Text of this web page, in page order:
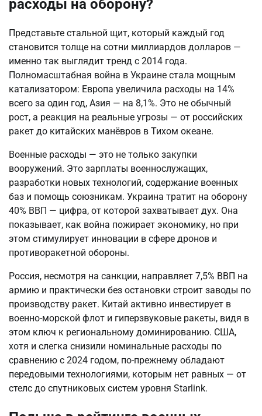
расходы на оборону?
Представьте стальной щит, который каждый год
становится толще на сотни миллиардов долларов —
именно так выглядит тренд с 2014 года.
Полномасштабная война в Украине стала мощным
катализатором: Европа увеличила расходы на 14%
всего за один год, Азия — на 8,1%. Это не обычный
рост, а реакция на реальные угрозы — от российских
ракет до китайских манёвров в Тихом океане.
Военные расходы — это не только закупки
вооружений. Это зарплаты военнослужащих,
разработки новых технологий, содержание военных
баз и помощь союзникам. Украина тратит на оборону
40% ВВП — цифра, от которой захватывает дух. Она
показывает, как война пожирает экономику, но при
этом стимулирует инновации в сфере дронов и
противоракетной обороны.
Россия, несмотря на санкции, направляет 7,5% ВВП на
армию и практически без остановки строит заводы по
производству ракет. Китай активно инвестирует в
военно-морской флот и гиперзвуковые ракеты, видя в
этом ключ к региональному доминированию. США,
хотя и слегка снизили номинальные расходы по
сравнению с 2024 годом, по-прежнему обладают
передовыми технологиями, которым нет равных — от
стелс до спутниковых систем уровня Starlink.